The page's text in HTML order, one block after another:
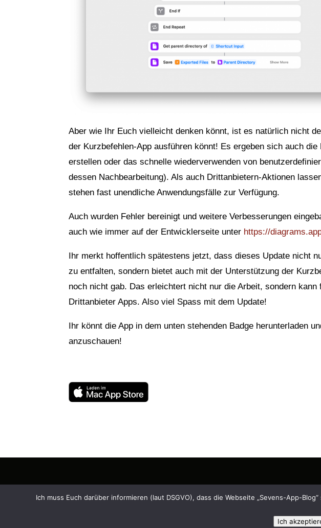
Aber wie Ihr Euch vielleicht denken könnt, ist es natürlich nicht
der Kurzbefehlen-App ausführen könnt! Es ergeben sich auch
erstellen oder das schnelle wiederverwenden von
dessen Nachbearbeitung). Als auch Drittanbietern-Aktionen
stehen fast unendliche Anwendungsfälle zur Verfügung.
Auch wurden Fehler bereinigt und weitere Verbesserungen
auch wie immer auf der Entwicklerseite unter https://
Ihr merkt hoffentlich spätestens jetzt, dass dieses Update nicht
zu entfalten, sondern bietet auch mit der Unterstützung der
noch nicht gab. Das erleichtert nicht nur die Arbeit, sondern
Drittanbieter Apps. Also viel Spass mit dem Update!
Ihr könnt die App in dem unten stehenden Badge herunterladen
anzuschauen!
Ich muss Euch darüber informieren (laut DSGVO), dass die Webseite „Sevens-App-
Ich